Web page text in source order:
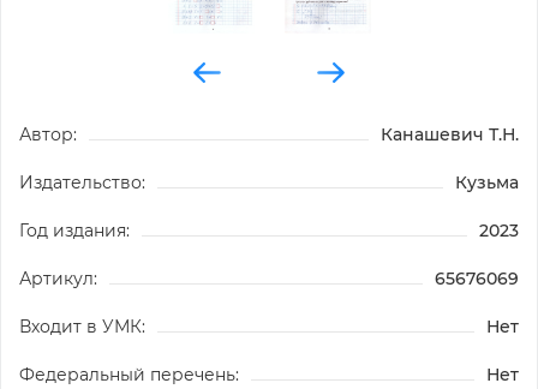
Автор: Канашевич Т.Н.
Издательство: Кузьма
Год издания: 2023
Артикул: 65676069
Входит в УМК: Нет
Федеральный перечень: Нет